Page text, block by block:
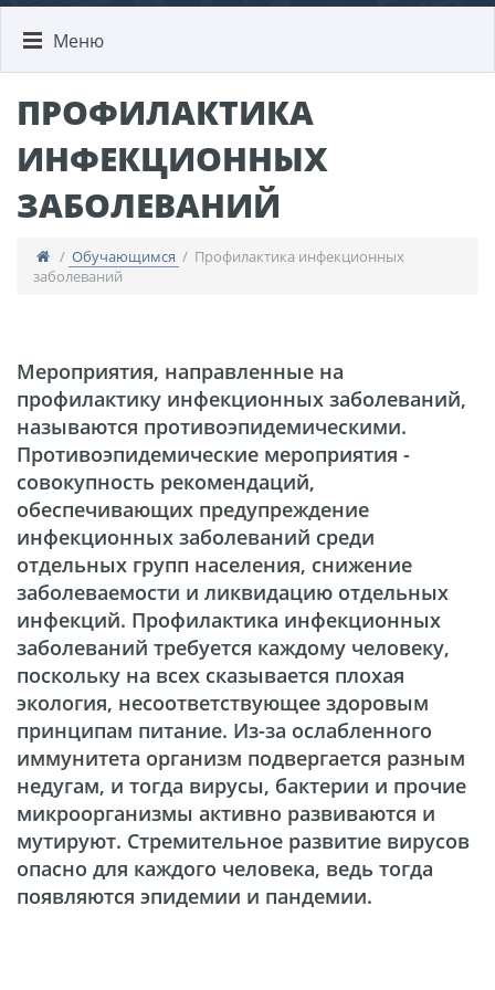
Меню
ПРОФИЛАКТИКА
ИНФЕКЦИОННЫХ
ЗАБОЛЕВАНИЙ
/ Обучающимся / Профилактика инфекционных
заболеваний
Мероприятия, направленные на
профилактику инфекционных заболеваний,
называются противоэпидемическими.
Противоэпидемические мероприятия -
совокупность рекомендаций,
обеспечивающих предупреждение
инфекционных заболеваний среди
отдельных групп населения, снижение
заболеваемости и ликвидацию отдельных
инфекций. Профилактика инфекционных
заболеваний требуется каждому человеку,
поскольку на всех сказывается плохая
экология, несоответствующее здоровым
принципам питание. Из-за ослабленного
иммунитета организм подвергается разным
недугам, и тогда вирусы, бактерии и прочие
микроорганизмы активно развиваются и
мутируют. Стремительное развитие вирусов
опасно для каждого человека, ведь тогда
появляются эпидемии и пандемии.